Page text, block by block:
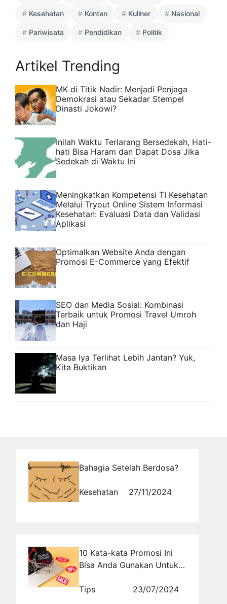
Kesehatan Konten Kuliner Nasional
Pariwisata Pendidikan Politik
Artikel Trending
MK di Titik Nadir: Menjadi Penjaga
Demokrasi atau Sekadar Stempel
Dinasti Jokowi?
Inilah Waktu Terlarang Bersedekah, Hati-
hati Bisa Haram dan Dapat Dosa Jika
Sedekah di Waktu Ini
Meningkatkan Kompetensi TI Kesehatan
Melalui Tryout Online Sistem Informasi
Kesehatan: Evaluasi Data dan Validasi
Aplikasi
Optimalkan Website Anda dengan
Promosi E-Commerce yang Efektif
SEO dan Media Sosial: Kombinasi
Terbaik untuk Promosi Travel Umroh
dan Haji
Masa Iya Terlihat Lebih Jantan? Yuk,
Kita Buktikan
Bahagia Setelah Berdosa?
Kesehatan 27/11/2024
10 Kata-kata Promosi Ini
Bisa Anda Gunakan Untuk
Konsumen
Tips 23/07/2024